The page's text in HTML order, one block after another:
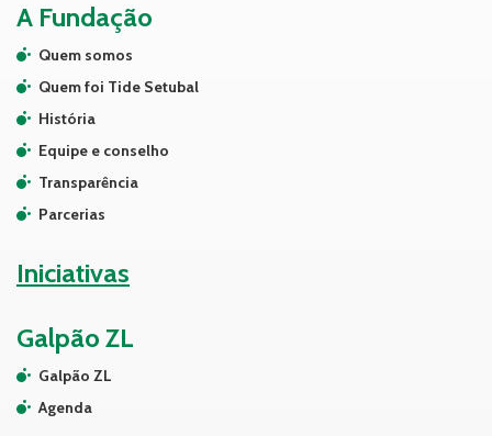
A Fundação
Quem somos
Quem foi Tide Setubal
História
Equipe e conselho
Transparência
Parcerias
Iniciativas
Galpão ZL
Galpão ZL
Agenda